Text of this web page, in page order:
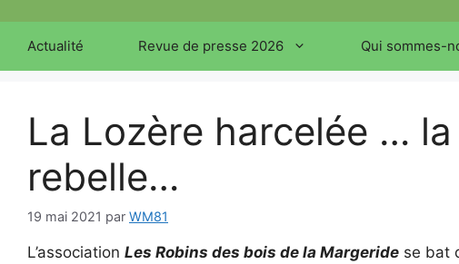
Actualité Revue de presse 2026 Qui sommes-
La Lozère harcelée …
rebelle…
19 mai 2021 par WM81
L’association Les Robins des bois de la Margeride se bat